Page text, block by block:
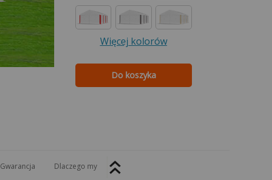
Więcej kolorów
Gwarancja Dlaczego my